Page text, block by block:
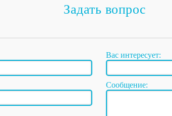
Задать вопрос
Вас интересует:
Сообщение: